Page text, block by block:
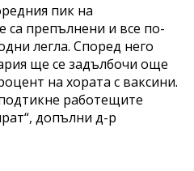
пик на
са препълнени и все по-
легла. Според него
ще се задълбочи още
на хората с ваксини.
работещите
допълни д-р